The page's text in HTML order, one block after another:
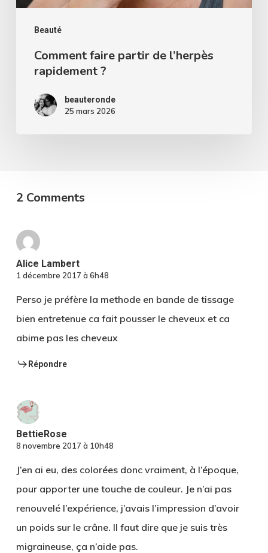
Beauté
Comment faire partir de l’herpès
rapidement ?
beauteronde
25 mars 2026
2 Comments
Alice Lambert
1 décembre 2017 à 6h48
Perso je préfère la methode en bande de tissage
bien entretenue ca fait pousser le cheveux et ca
abime pas les cheveux
Répondre
BettieRose
8 novembre 2017 à 10h48
J’en ai eu, des colorées donc vraiment, à l’époque,
pour apporter une touche de couleur. Je n’ai pas
renouvelé l’expérience, j’avais l’impression d’avoir
un poids sur le crâne. Il faut dire que je suis très
migraineuse, ça n’aide pas.